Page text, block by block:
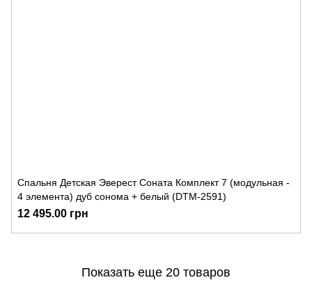
Спальня Детская Эверест Соната Комплект 7 (модульная -
4 элемента) дуб сонома + белый (DTM-2591)
12 495.00 грн
Показать еще 20 товаров